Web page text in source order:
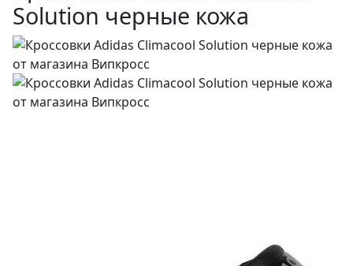
Solution черные кожа